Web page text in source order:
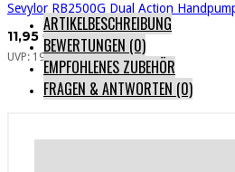
Sevylor RB2500G Dual Action
11,95 €
UVP: 19,99 € -40%
ARTIKELBESCHREIBUNG
BEWERTUNGEN (0)
EMPFOHLENES ZUBEHÖR
FRAGEN & ANTWORTEN (0)